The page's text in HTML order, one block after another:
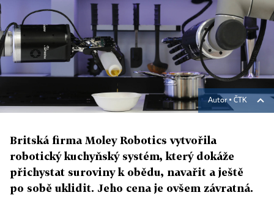
Autor ▪ ČTK
Britská firma Moley Robotics vytvořila
robotický kuchyňský systém, který dokáže
přichystat suroviny k obědu, navařit a ještě
po sobě uklidit. Jeho cena je ovšem závratná.